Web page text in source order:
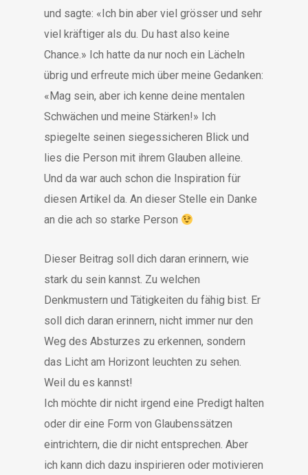
und sagte: «Ich bin aber viel grösser und sehr
viel kräftiger als du. Du hast also keine
Chance.» Ich hatte da nur noch ein Lächeln
übrig und erfreute mich über meine Gedanken:
«Mag sein, aber ich kenne deine mentalen
Schwächen und meine Stärken!» Ich
spiegelte seinen siegessicheren Blick und
lies die Person mit ihrem Glauben alleine.
Und da war auch schon die Inspiration für
diesen Artikel da. An dieser Stelle ein Danke
an die ach so starke Person
Dieser Beitrag soll dich daran erinnern, wie
stark du sein kannst. Zu welchen
Denkmustern und Tätigkeiten du fähig bist. Er
soll dich daran erinnern, nicht immer nur den
Weg des Absturzes zu erkennen, sondern
das Licht am Horizont leuchten zu sehen.
Weil du es kannst!
Ich möchte dir nicht irgend eine Predigt halten
oder dir eine Form von Glaubenssätzen
eintrichtern, die dir nicht entsprechen. Aber
ich kann dich dazu inspirieren oder motivieren